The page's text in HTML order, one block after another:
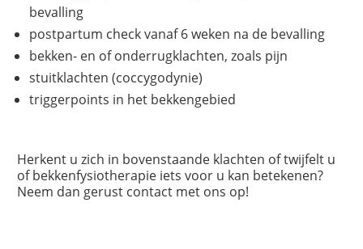
bevalling
postpartum check vanaf 6 weken na de bevalling
bekken- en of onderrugklachten, zoals pijn
stuitklachten (coccygodynie)
triggerpoints in het bekkengebied
Herkent u zich in bovenstaande klachten of twijfelt u
of bekkenfysiotherapie iets voor u kan betekenen?
Neem dan gerust contact met ons op!